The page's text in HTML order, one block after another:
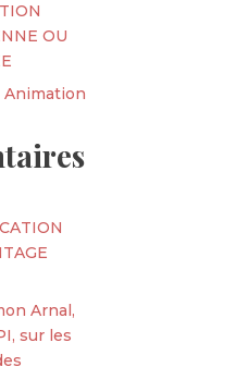
OU
Animation
Arnal,
sur les